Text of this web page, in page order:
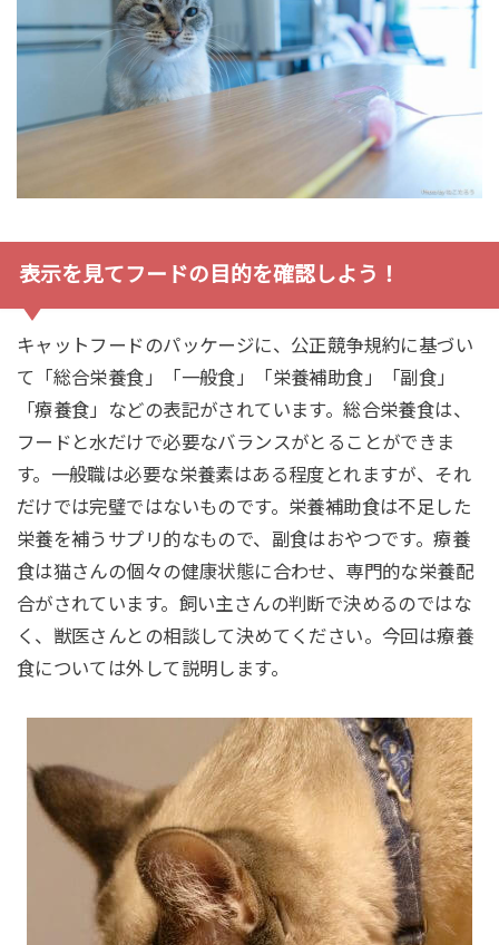
表示を見てフードの目的を確認しよう！
キャットフードのパッケージに、公正競争規約に基づい
て「総合栄養食」「一般食」「栄養補助食」「副食」
「療養食」などの表記がされています。総合栄養食は、
フードと水だけで必要なバランスがとることができま
す。一般職は必要な栄養素はある程度とれますが、それ
だけでは完璧ではないものです。栄養補助食は不足した
栄養を補うサプリ的なもので、副食はおやつです。療養
食は猫さんの個々の健康状態に合わせ、専門的な栄養配
合がされています。飼い主さんの判断で決めるのではな
く、獣医さんとの相談して決めてください。今回は療養
食については外して説明します。